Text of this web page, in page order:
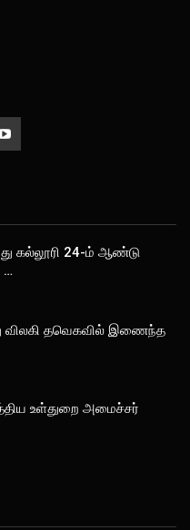
கல்லூரி 24-ம் ஆண்டு
…
விலகி தவெகவில் இணைந்த
உள்துறை அமைச்சர்